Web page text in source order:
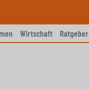
Wirtschaft Ratgeber